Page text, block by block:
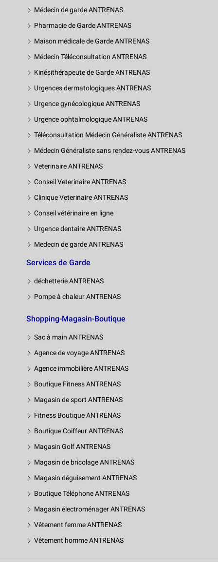
Médecin de garde ANTRENAS
Pharmacie de Garde ANTRENAS
Maison médicale de Garde ANTRENAS
Médecin Téléconsultation ANTRENAS
Kinésithérapeute de Garde ANTRENAS
Urgences dermatologiques ANTRENAS
Urgence gynécologique ANTRENAS
Urgence ophtalmologique ANTRENAS
Téléconsultation Médecin Généraliste ANTRENAS
Médecin Généraliste sans rendez-vous ANTRENAS
Veterinaire ANTRENAS
Conseil Veterinaire ANTRENAS
Clinique Veterinaire ANTRENAS
Conseil vétérinaire en ligne
Urgence dentaire ANTRENAS
Medecin de garde ANTRENAS
Services de Garde
déchetterie ANTRENAS
Pompe à chaleur ANTRENAS
Shopping-Magasin-Boutique
Sac à main ANTRENAS
Agence de voyage ANTRENAS
Agence immobilière ANTRENAS
Boutique Fitness ANTRENAS
Magasin de sport ANTRENAS
Fitness Boutique ANTRENAS
Boutique Coiffeur ANTRENAS
Magasin Golf ANTRENAS
Magasin de bricolage ANTRENAS
Magasin déguisement ANTRENAS
Boutique Téléphone ANTRENAS
Magasin électroménager ANTRENAS
Vêtement femme ANTRENAS
Vêtement homme ANTRENAS